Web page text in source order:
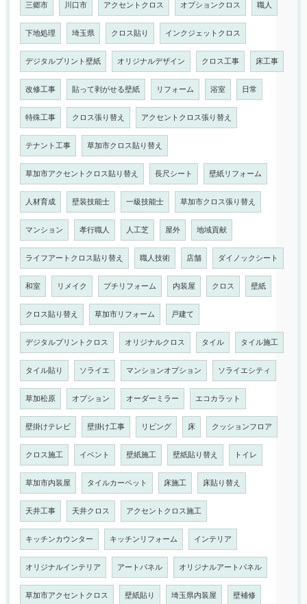
三郷市 川口市 アクセントクロス オプションクロス 職人
下地処理 埼玉県 クロス貼り インクジェットクロス
デジタルプリント壁紙 オリジナルデザイン クロス工事 床工事
改修工事 貼って剥がせる壁紙 リフォーム 浴室 日常
特殊工事 クロス張り替え アクセントクロス張り替え
テナント工事 草加市クロス貼り替え
草加市アクセントクロス貼り替え 長尺シート 壁紙リフォーム
人材育成 壁装技能士 一級技能士 草加市クロス張り替え
マンション 孝行職人 人工芝 屋外 地域貢献
ライフアートクロス貼り替え 職人技術 店舗 ダイノックシート
和室 リメイク プチリフォーム 内装屋 クロス 壁紙
クロス貼り替え 草加市リフォーム 戸建て
デジタルプリントクロス オリジナルクロス タイル タイル施工
タイル貼り ソライエ マンションオプション ソライエシティ
草加松原 オプション オーダーミラー エコカラット
壁掛けテレビ 壁掛け工事 リビング 床 クッションフロア
クロス施工 イベント 壁紙施工 壁紙貼り替え トイレ
草加市内装屋 タイルカーペット 床施工 床貼り替え
天井工事 天井クロス アクセントクロス施工
キッチンカウンター キッチンリフォーム インテリア
オリジナルインテリア アートパネル オリジナルアートパネル
草加市アクセントクロス 壁紙貼り 埼玉県内装屋 壁補修